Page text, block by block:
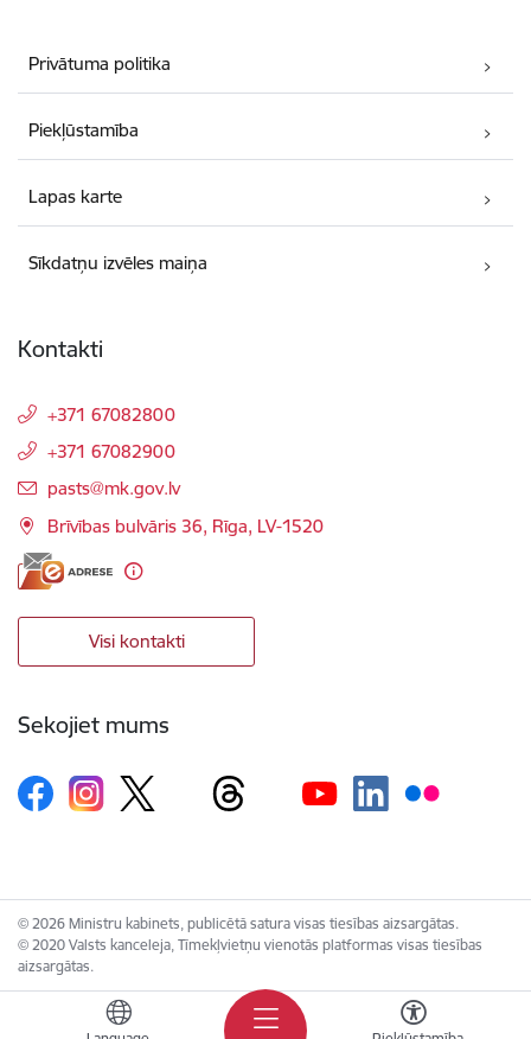
Privātuma politika
Piekļūstamība
Lapas karte
Sīkdatņu izvēles maiņa
Kontakti
+371 67082800
+371 67082900
E-pasts:
pasts@mk.gov.lv
Brīvības bulvāris 36, Rīga, LV-1520
Visi kontakti
Sekojiet mums
© 2026 Ministru kabinets, publicētā satura visas tiesības aizsargātas.
© 2020 Valsts kanceleja, Tīmekļvietņu vienotās platformas visas tiesības
aizsargātas.